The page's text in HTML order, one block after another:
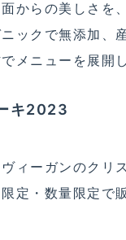
からの美しさを
ックで無添加、
メニューを展開
キ2023
ィーガンのクリ
定・数量限定で